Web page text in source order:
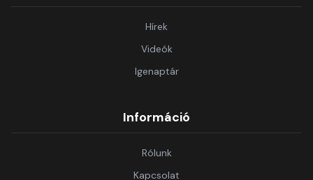
Hírek
Videók
Igenaptár
Információ
Rólunk
Kapcsolat